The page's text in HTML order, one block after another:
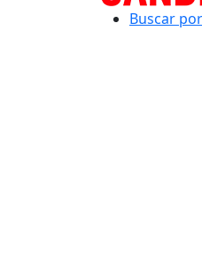
Buscar por